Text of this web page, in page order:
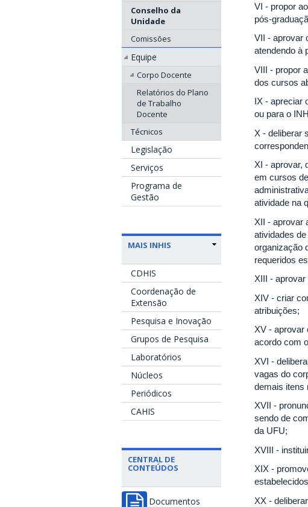
Conselho da
Unidade
Comissões
Equipe
Corpo Docente
Relatórios do Plano
de Trabalho
Docente
Técnicos
Legislação
Serviços
Programa de
Gestão
MAIS INHIS
CDHIS
Coordenação de
Extensão
Pesquisa e Inovação
Grupos de Pesquisa
Laboratórios
Núcleos
Periódicos
CAHIS
CENTRAL DE
CONTEÚDOS
Documentos
VI - propor
pós-
VII - aprovar
atendendo à
VIII - propor
dos cursos
IX - apreciar
ou para o
X - deliberar
XI - aprovar,
em cursos
atividade na
XII - aprovar
atividades
organização
requeridos
XIII -
XIV - criar
atribuições;
XV - aprovar
acordo com
XVI -
vagas do
demais itens
XVII -
sendo de
da UFU;
XVIII -
XIX -
XX -